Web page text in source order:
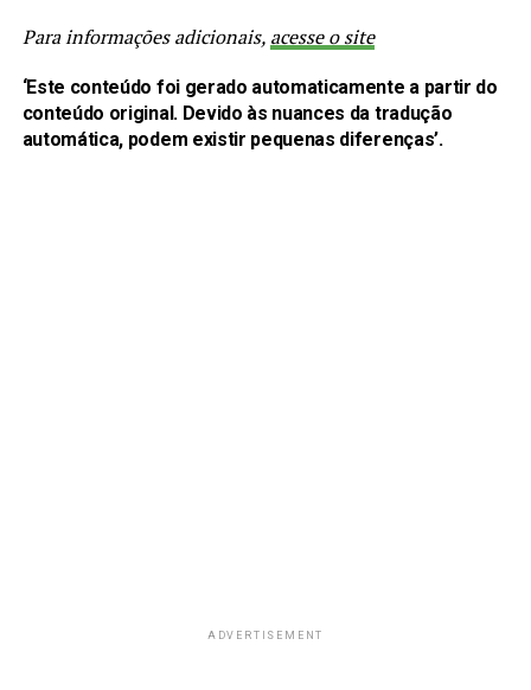
Para informações adicionais, acesse o site
‘Este conteúdo foi gerado automaticamente a partir do
conteúdo original. Devido às nuances da tradução
automática, podem existir pequenas diferenças’.
ADVERTISEMENT